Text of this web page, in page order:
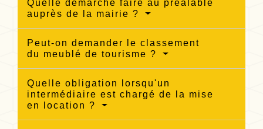
Quelle démarche faire au préalable
auprès de la mairie ?
Peut-on demander le classement
du meublé de tourisme ?
Quelle obligation lorsqu'un
intermédiaire est chargé de la mise
en location ?